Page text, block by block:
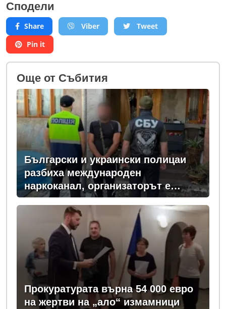
Сподели
Share Viber
Tweet
Pin it
Oще от Събития
Български и украински полицаи
разбиха международен
наркоканал, организаторът е
задържан у нас
Прокуратурата върна 54 000 евро
на жертви на „ало“ измамници